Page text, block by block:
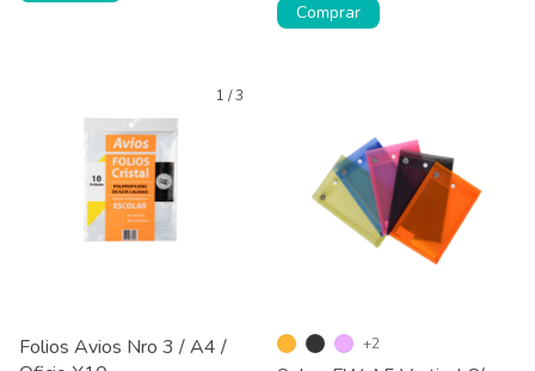
Comprar
1 /3
Folios Avios Nro 3 / A4 /
+2